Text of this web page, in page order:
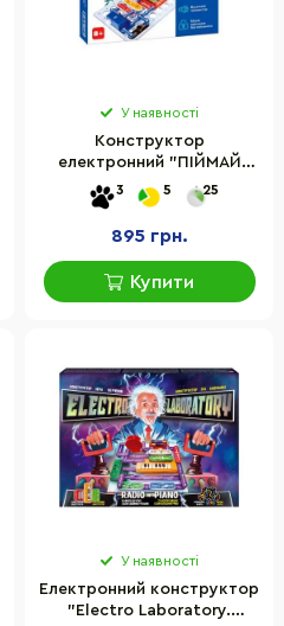
У наявності
Конструктор
електронний "ПІЙМАЙ
РУХ!" DOKA D70705
музика та світло
3 5 25
895 грн.
Купити
У наявності
Електронний конструктор
"Electro Laboratory.